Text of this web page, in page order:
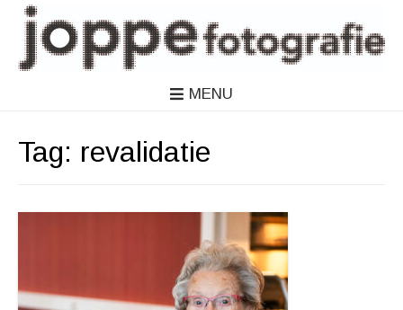
MENU
Tag: revalidatie